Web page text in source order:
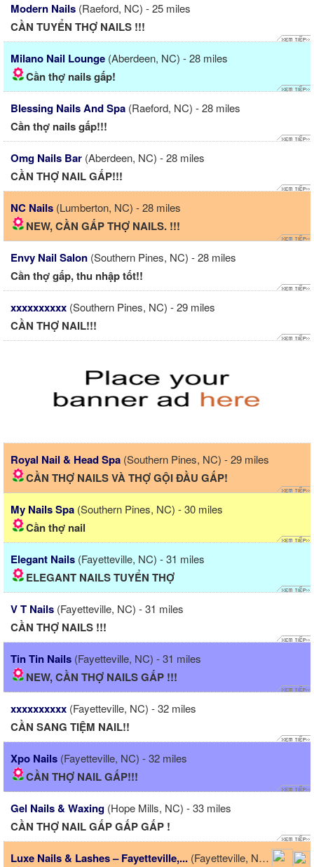
Modern Nails (Raeford, NC) - 25 miles
CẦN TUYỂN THỢ NAILS !!!
Milano Nail Lounge (Aberdeen, NC) - 28 miles
Cần thợ nails gấp!
Blessing Nails And Spa (Raeford, NC) - 28 miles
Cần thợ nails gấp!!!
Omg Nails Bar (Aberdeen, NC) - 28 miles
CẦN THỢ NAIL GẤP!!!
NC Nails (Lumberton, NC) - 28 miles
NEW, CẦN GẤP THỢ NAILS. !!!
Envy Nail Salon (Southern Pines, NC) - 28 miles
Cần thợ gấp, thu nhập tốt!!
xxxxxxxxxx (Southern Pines, NC) - 29 miles
CẦN THỢ NAIL!!!
Royal Nail & Head Spa (Southern Pines, NC) - 29 miles
CẦN THỢ NAILS VÀ THỢ GỘI ĐẦU GẤP!
My Nails Spa (Southern Pines, NC) - 30 miles
Cần thợ nail
Elegant Nails (Fayetteville, NC) - 31 miles
ELEGANT NAILS TUYỂN THỢ
V T Nails (Fayetteville, NC) - 31 miles
CẦN THỢ NAILS !!!
Tin Tin Nails (Fayetteville, NC) - 31 miles
NEW, CẦN THỢ NAILS GẤP !!!
xxxxxxxxxx (Fayetteville, NC) - 32 miles
CẦN SANG TIỆM NAIL!!
Xpo Nails (Fayetteville, NC) - 32 miles
CẦN THỢ NAIL GẤP!!!
Gel Nails & Waxing (Hope Mills, NC) - 33 miles
CẦN THỢ NAIL GẤP GẤP GẤP !
Luxe Nails & Lashes – Fayetteville,... (Fayetteville, NC) - 34 miles